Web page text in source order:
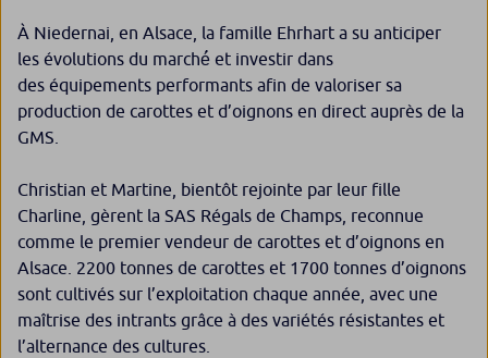
À Niedernai, en Alsace, la famille Ehrhart a su anticiper
les évolutions du marché́ et investir dans
des équipements performants afin de valoriser sa
production de carottes et d’oignons en direct auprès de la
GMS.
Christian et Martine, bientôt rejointe par leur fille
Charline, gèrent la SAS Régals de Champs, reconnue
comme le premier vendeur de carottes et d’oignons en
Alsace. 2200 tonnes de carottes et 1700 tonnes d’oignons
sont cultivés sur l’exploitation chaque année, avec une
maîtrise des intrants grâce à des variétés résistantes et
l’alternance des cultures.